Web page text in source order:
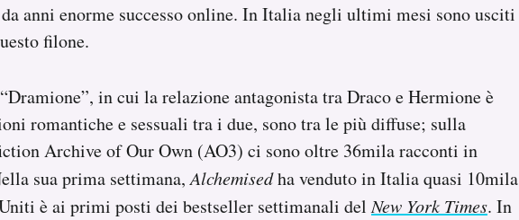
anni enorme successo online. In Italia negli ultimi mesi sono usciti
filone.
in cui la relazione antagonista tra Draco e Hermione è
romantiche e sessuali tra i due, sono tra le più diffuse; sulla
Archive of Our Own (AO3) ci sono oltre 36mila racconti in
sua prima settimana,Alchemisedha venduto in Italia quasi 10mila
è ai primi posti dei bestseller settimanali delNew York Times. In